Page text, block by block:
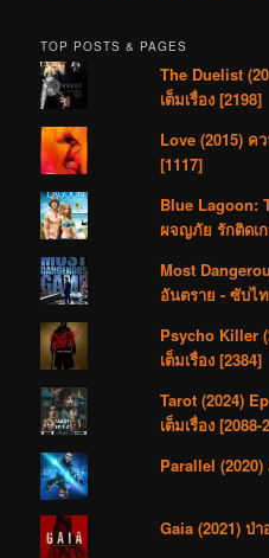
TOP POSTS & PAGES
The Duelist
เต็มเรื่อง [2198]
Love (2015) ค
[1117]
Blue Lagoon:
ผจญภัย รักติดเก
Most
อันตราย - ซับไท
Psycho Killer
เต็มเรื่อง [2384]
Tarot (2024)
เต็มเรื่อง [2088-
Parallel
Gaia (2021) ป่